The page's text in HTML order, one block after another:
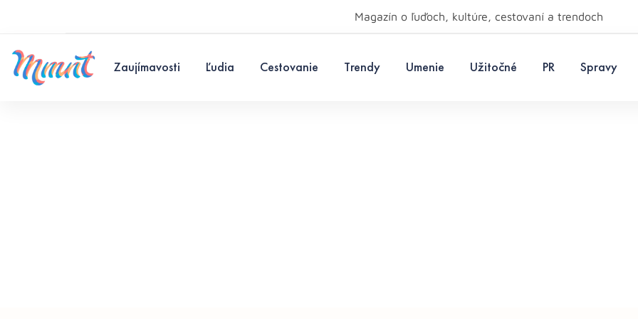
Magazín o ľuďoch, kultúre, cestovaní a trendoch
Zaujímavosti Ľudia Cestovanie Trendy Umenie Užitočné PR Spravy